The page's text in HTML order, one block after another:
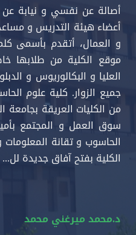
أصالة عن نفسي و نيابة
أعضاء هيئة التدريس و
و العمال، أتقدم بأسمى
موقع الكلية من طلابها
العليا و البكالوريوس و
جميع الزوار. كلية علوم
من الكليات العريقة بجامعة
سوق العمل و المجتمع
الحاسوب و تقانة
الكلية بفتح آفاق جديدة لل...
د.محمد ميرغني محمد